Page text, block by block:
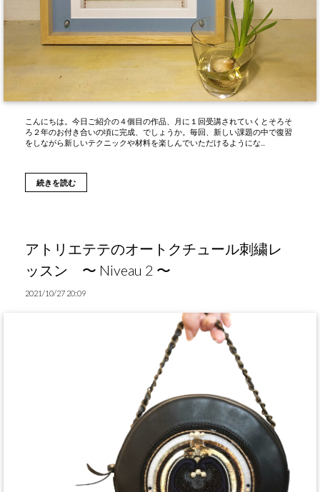
こんにちは。今日ご紹介の４個目の作品、月に１回受講されていくとそろそ
ろ２年のお付き合いの頃に完成、でしょうか。毎回、新しい課題の中で復習
をしながら新しいテクニックや材料を楽しんでいただけるようにな...
続きを読む
アトリエテテのオートクチュール刺繍レ
ッスン 〜 Niveau 2 〜
2021/10/27 20:09